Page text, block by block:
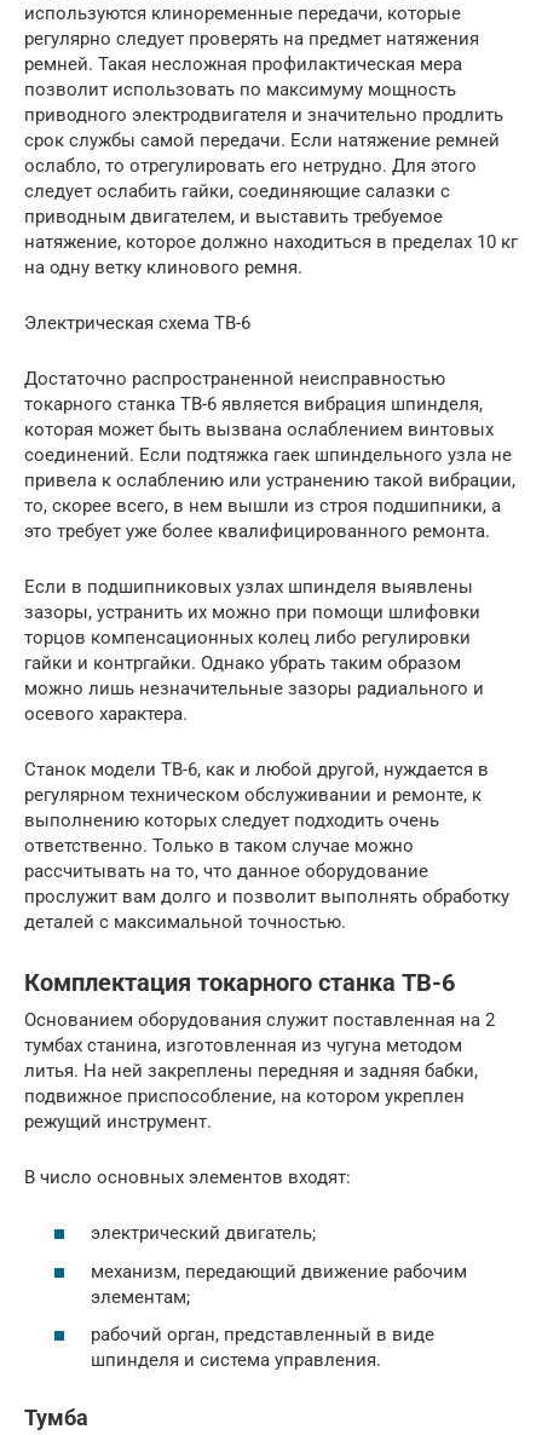
используются клиноременные передачи, которые
регулярно следует проверять на предмет натяжения
ремней. Такая несложная профилактическая мера
позволит использовать по максимуму мощность
приводного электродвигателя и значительно продлить
срок службы самой передачи. Если натяжение ремней
ослабло, то отрегулировать его нетрудно. Для этого
следует ослабить гайки, соединяющие салазки с
приводным двигателем, и выставить требуемое
натяжение, которое должно находиться в пределах 10 кг
на одну ветку клинового ремня.
Электрическая схема ТВ-6
Достаточно распространенной неисправностью
токарного станка ТВ-6 является вибрация шпинделя,
которая может быть вызвана ослаблением винтовых
соединений. Если подтяжка гаек шпиндельного узла не
привела к ослаблению или устранению такой вибрации,
то, скорее всего, в нем вышли из строя подшипники, а
это требует уже более квалифицированного ремонта.
Если в подшипниковых узлах шпинделя выявлены
зазоры, устранить их можно при помощи шлифовки
торцов компенсационных колец либо регулировки
гайки и контргайки. Однако убрать таким образом
можно лишь незначительные зазоры радиального и
осевого характера.
Станок модели ТВ-6, как и любой другой, нуждается в
регулярном техническом обслуживании и ремонте, к
выполнению которых следует подходить очень
ответственно. Только в таком случае можно
рассчитывать на то, что данное оборудование
прослужит вам долго и позволит выполнять обработку
деталей с максимальной точностью.
Комплектация токарного станка ТВ-6
Основанием оборудования служит поставленная на 2
тумбах станина, изготовленная из чугуна методом
литья. На ней закреплены передняя и задняя бабки,
подвижное приспособление, на котором укреплен
режущий инструмент.
В число основных элементов входят:
электрический двигатель;
механизм, передающий движение рабочим
элементам;
рабочий орган, представленный в виде
шпинделя и система управления.
Тумба